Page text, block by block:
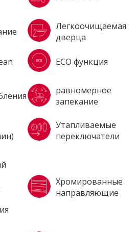
Легкоочищаемая
дверца
ECO функция
равномерное
запекание
Утапливаемые
переключатели
Хромированные
направляющие